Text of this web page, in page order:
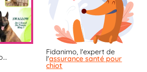
Fidanimo, l'expert de
l'assurance santé pour
chiot